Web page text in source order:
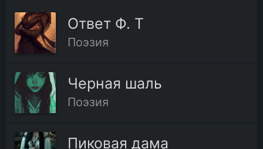
Ответ Ф. Т
Поэзия
Черная шаль
Поэзия
Пиковая дама